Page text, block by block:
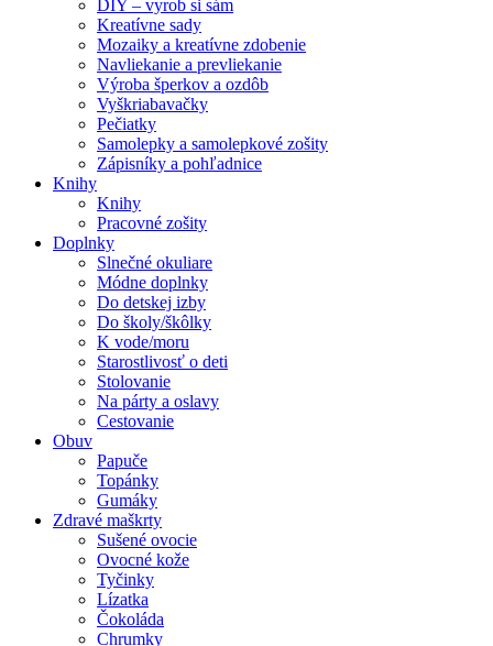
DIY – vyrob si sám
Kreatívne sady
Mozaiky a kreatívne zdobenie
Navliekanie a prevliekanie
Výroba šperkov a ozdôb
Vyškriabavačky
Pečiatky
Samolepky a samolepkové zošity
Zápisníky a pohľadnice
Knihy
Knihy
Pracovné zošity
Doplnky
Slnečné okuliare
Módne doplnky
Do detskej izby
Do školy/škôlky
K vode/moru
Starostlivosť o deti
Stolovanie
Na párty a oslavy
Cestovanie
Obuv
Papuče
Topánky
Gumáky
Zdravé maškrty
Sušené ovocie
Ovocné kože
Tyčinky
Lízatka
Čokoláda
Chrumky